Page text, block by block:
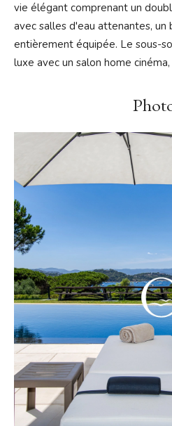
vie élégant comprenant un
avec salles d'eau attenantes, un
entièrement équipée. Le sous-
luxe avec un salon home